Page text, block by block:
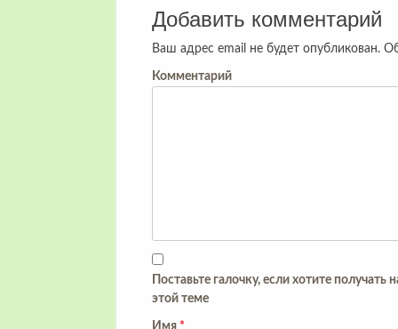
Добавить комментарий
Ваш адрес email не будет опубликован.
Комментарий
Поставьте галочку, если хотите
этой теме
Имя *